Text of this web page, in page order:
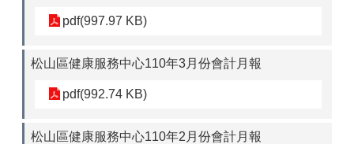
pdf(997.97 KB)
松山區健康服務中心110年3月份會計月報
pdf(992.74 KB)
松山區健康服務中心110年2月份會計月報